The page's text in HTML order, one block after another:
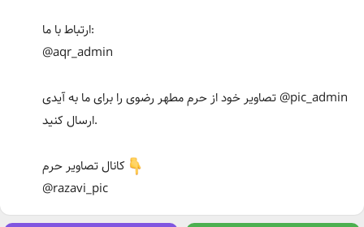
ارتباط با ما:
@aqr_admin
تصاویر خود از حرم مطهر رضوی را برای ما به آیدی @pic_admin
ارسال کنید.
کانال تصاویر حرم
@razavi_pic